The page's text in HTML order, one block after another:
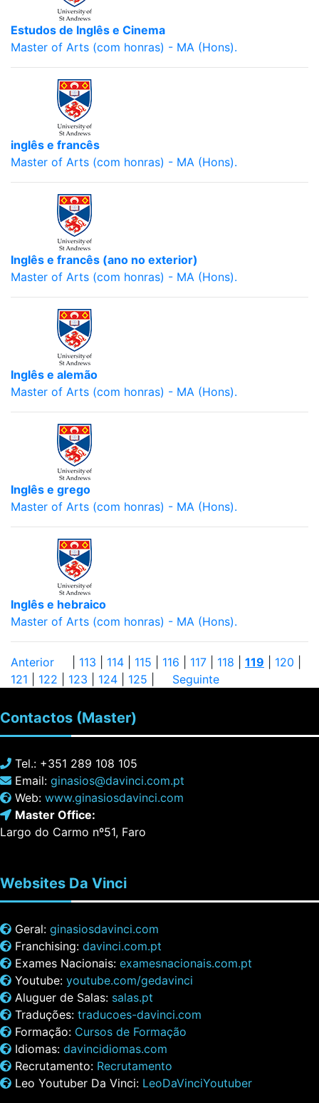
Estudos de Inglês e Cinema
Master of Arts (com honras) - MA (Hons).
inglês e francês
Master of Arts (com honras) - MA (Hons).
Inglês e francês (ano no exterior)
Master of Arts (com honras) - MA (Hons).
Inglês e alemão
Master of Arts (com honras) - MA (Hons).
Inglês e grego
Master of Arts (com honras) - MA (Hons).
Inglês e hebraico
Master of Arts (com honras) - MA (Hons).
Anterior 113 114 115 116 117 118 119 120
121
122 123 124 125 Seguinte
Contactos (Master)
Tel.: +351 289 108 105
Email: ginasios@davinci.com.pt
Web: www.ginasiosdavinci.com
Master Office:
Largo do Carmo nº51, Faro
Websites Da Vinci
Geral: ginasiosdavinci.com
Franchising: davinci.com.pt
Exames Nacionais: examesnacionais.com.pt
Youtube: youtube.com/gedavinci
Aluguer de Salas: salas.pt
Traduções: traducoes-davinci.com
Formação: Cursos de Formação
Idiomas: davincidiomas.com
Recrutamento: Recrutamento
Leo Youtuber Da Vinci: LeoDaVinciYoutuber